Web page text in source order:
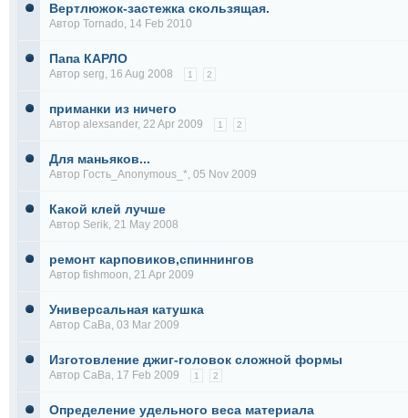
Вертлюжок-застежка скользящая.
Автор Tornado, 14 Feb 2010
Папа КАРЛО
Автор serg, 16 Aug 2008 1 2
приманки из ничего
Автор alexsander, 22 Apr 2009 1 2
Для маньяков...
Автор Гость_Anonymous_*, 05 Nov 2009
Какой клей лучше
Автор Serik, 21 May 2008
ремонт карповиков,спиннингов
Автор fishmoon, 21 Apr 2009
Универсальная катушка
Автор СаВа, 03 Mar 2009
Изготовление джиг-головок сложной формы
Автор СаВа, 17 Feb 2009 1 2
Определение удельного веса материала